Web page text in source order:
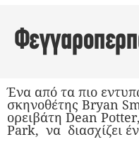
Ένα από τα πιο
σκηνοθέτης Bryan
ορειβάτη Dean
Park, να διασχίζει